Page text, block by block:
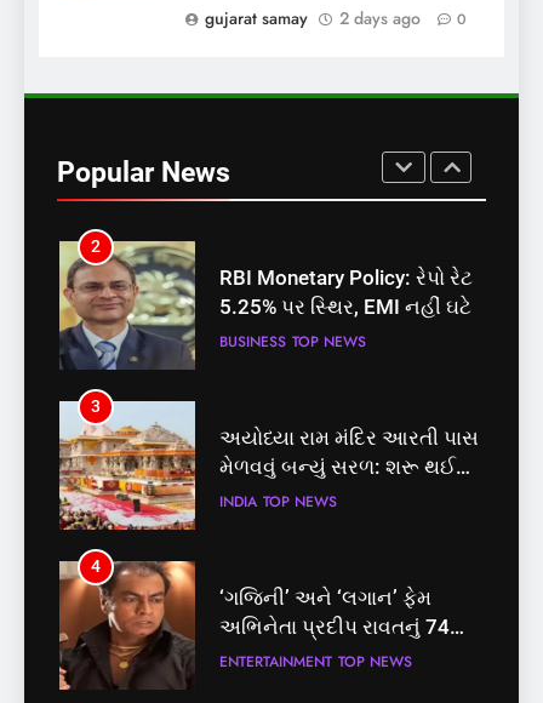
gujarat samay
2 days ago 0
Popular News
પોલ ખોલી, મૂક્યો પ્રતિબંધ
INDIA TOP NEWS
બેઠક પરથી પવન પાંડેને 2027
માટે બનાવાયા ઉમેદવાર
INDIA
2
RBI Monetary Policy: રેપો રેટ
5.25% પર સ્થિર, EMI નહીં ઘટે
BUSINESS TOP NEWS
3
અયોધ્યા રામ મંદિર આરતી પાસ
મેળવવું બન્યું સરળ: શરૂ થઈ
તત્કાલ સુવિધા, જાણો સંપૂર્ણ
INDIA TOP NEWS
4
‘ગજિની’ અને ‘લગાન’ ફેમ
અભિનેતા પ્રદીપ રાવતનું 74
વર્ષની વયે નિધન, બ્લડ કેન્સર
ENTERTAINMENT TOP NEWS